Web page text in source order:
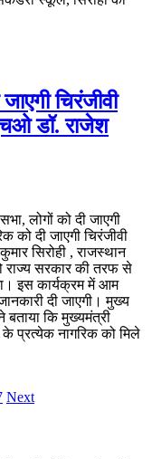
चिरंजीवी
डॉ. राजेश
लोगों को दी जाएगी
को दी जाएगी चिरंजीवी
सिरोही , राजस्थान
राज्य सरकार की तरफ से
इस कार्यक्रम में आम
दी जाएगी। मुख्य
बताया कि मुख्यमंत्री
के प्रत्येक नागरिक को मिले
Next